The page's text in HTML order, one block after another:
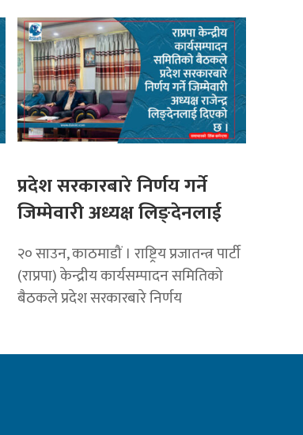
प्रदेश सरकारबारे निर्णय गर्ने
जिम्मेवारी अध्यक्ष लिङ्देनलाई
२० साउन, काठमाडौं । राष्ट्रिय प्रजातन्त्र पार्टी
(राप्रपा) केन्द्रीय कार्यसम्पादन समितिको
बैठकले प्रदेश सरकारबारे निर्णय